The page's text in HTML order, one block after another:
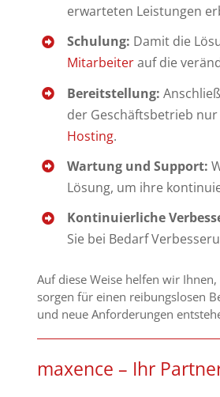
erwarteten Leistungen
Schulung: Damit die
Mitarbeiterauf die
Bereitstellung:
der Geschäftsbetrieb
Hosting.
Wartung und Support:
Lösung, um ihre
Kontinuierliche
Sie bei Bedarf
Auf diese Weise helfen wir
sorgen für einen reibungslosen
und neue Anforderungen
maxence – Ihr